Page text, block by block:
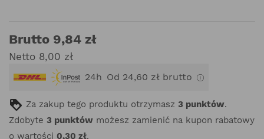
Brutto 9,84 zł
Netto 8,00 zł
24h Od 24,60 zł brutto
Za zakup tego produktu otrzymasz 3 punktów.
Zdobyte 3 punktów możesz zamienić na kupon rabatowy
o wartości 0,30 zł.